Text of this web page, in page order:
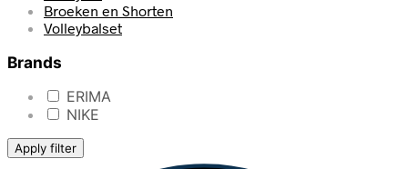
Broeken en Shorten
Volleybalset
Brands
ERIMA
NIKE
Apply filter